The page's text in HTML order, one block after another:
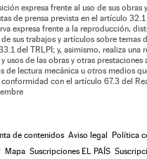
expresa frente al uso de sus obras
de prensa prevista en el artículo
expresa frente a la reproducción,
sus trabajos y artículos sobre temas
del TRLPI; y, asimismo, realiza una
usos de las obras y otras prestaciones
de lectura mecánica u otros medios
con el artículo 67.3 del
de contenidos Aviso legal
Política
Mapa Suscripciones EL PAÍS